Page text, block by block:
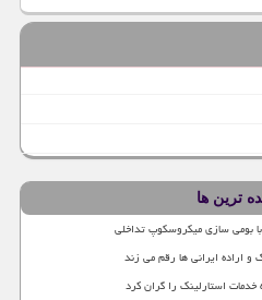
ترین ها
بومی سازی میکروسکوپ تداخلی
اراده ایرانی ها رقم می زند
استارلینک را گران کرد